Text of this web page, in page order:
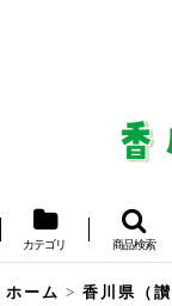
カテゴリ 商品検索
ホーム > 香川県（